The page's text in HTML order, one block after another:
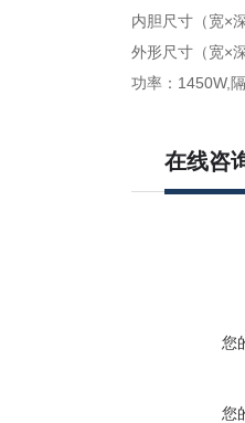
内胆尺寸（宽×
外形尺寸（宽×
功率：1450W,
在线咨
您
您